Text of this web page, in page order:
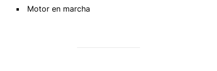
Motor en marcha